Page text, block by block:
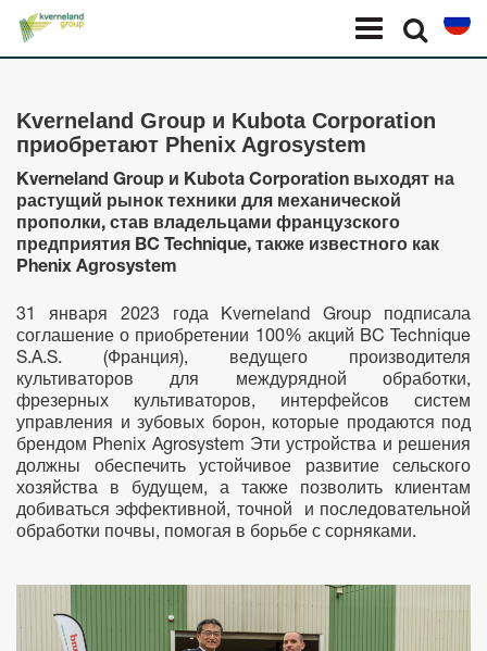
Select
Menu
Kverneland Group и Kubota Corporation
приобретают Phenix Agrosystem
Kverneland Group и Kubota Corporation выходят на
растущий рынок техники для механической
прополки, став владельцами французского
предприятия BC Technique, также известного как
Phenix Agrosystem
31 января 2023 года Kverneland Group подписала
соглашение о приобретении 100% акций BC Technique
S.A.S. (Франция), ведущего производителя
культиваторов для междурядной обработки,
фрезерных культиваторов, интерфейсов систем
управления и зубовых борон, которые продаются под
брендом Phenix Agrosystem Эти устройства и решения
должны обеспечить устойчивое развитие сельского
хозяйства в будущем, а также позволить клиентам
добиваться эффективной, точной и последовательной
обработки почвы, помогая в борьбе с сорняками.
Панель управления cookies